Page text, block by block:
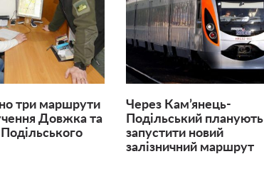
три маршрути
Довжка та
Через Кам’янець-
Подільський планують
запустити новий
залізничний маршрут